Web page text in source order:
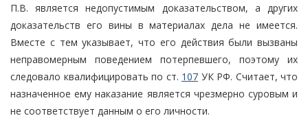
П.В. является недопустимым доказательством, а других
доказательств его вины в материалах дела не имеется.
Вместе с тем указывает, что его действия были вызваны
неправомерным поведением потерпевшего, поэтому их
следовало квалифицировать по ст. 107 УК РФ. Считает, что
назначенное ему наказание является чрезмерно суровым и
не соответствует данным о его личности.